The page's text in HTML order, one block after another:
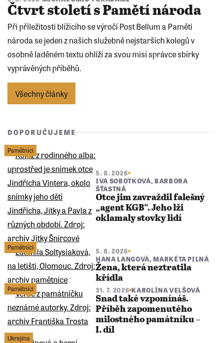
Čtvrt století s Pamětí národa
Při příležitosti blížícího se výročí Post Bellum a Paměti
národa se jeden z našich služebně nejstarších kolegů v
osobně laděném textu ohlíží za svou misí správce sbírky
vyprávěných příběhů.
Všechny články
DOPORUČUJEME
Pamětníci
5. 8. 2026
IVA SOBOTKOVÁ, BARBORA
ŠŤASTNÁ
Otce jim zavraždil falešný
„agent KGB“. Jeho lži
oklamaly stovky lidí
Pamětníci
5. 8. 2026
HANA LANGOVÁ, MARKÉTA PILNÁ
Žena, která neztratila
křídla
Pamětníci 31. 7. 2026 KAROLÍNA VELŠOVÁ
Snad také vzpomínáš.
Příběh zapomenutého
milostného památníku –
I. díl
Ukrajina